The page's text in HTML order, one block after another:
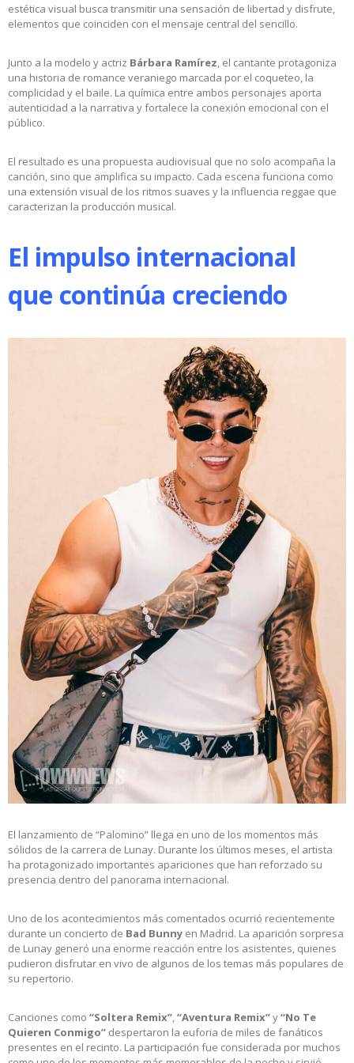
estética visual busca transmitir una sensación de libertad y disfrute,
elementos que coinciden con el mensaje central del sencillo.
Junto a la modelo y actriz Bárbara Ramírez, el cantante protagoniza
una historia de romance veraniego marcada por el coqueteo, la
complicidad y el baile. La química entre ambos personajes aporta
autenticidad a la narrativa y fortalece la conexión emocional con el
público.
El resultado es una propuesta audiovisual que no solo acompaña la
canción, sino que amplifica su impacto. Cada escena funciona como
una extensión visual de los ritmos suaves y la influencia reggae que
caracterizan la producción musical.
El impulso internacional
que continúa creciendo
El lanzamiento de “Palomino” llega en uno de los momentos más
sólidos de la carrera de Lunay. Durante los últimos meses, el artista
ha protagonizado importantes apariciones que han reforzado su
presencia dentro del panorama internacional.
Uno de los acontecimientos más comentados ocurrió recientemente
durante un concierto de Bad Bunny en Madrid. La aparición sorpresa
de Lunay generó una enorme reacción entre los asistentes, quienes
pudieron disfrutar en vivo de algunos de los temas más populares de
su repertorio.
Canciones como “Soltera Remix”,“Aventura Remix”y“No Te
Quieren Conmigo” despertaron la euforia de miles de fanáticos
presentes en el recinto. La participación fue considerada por muchos